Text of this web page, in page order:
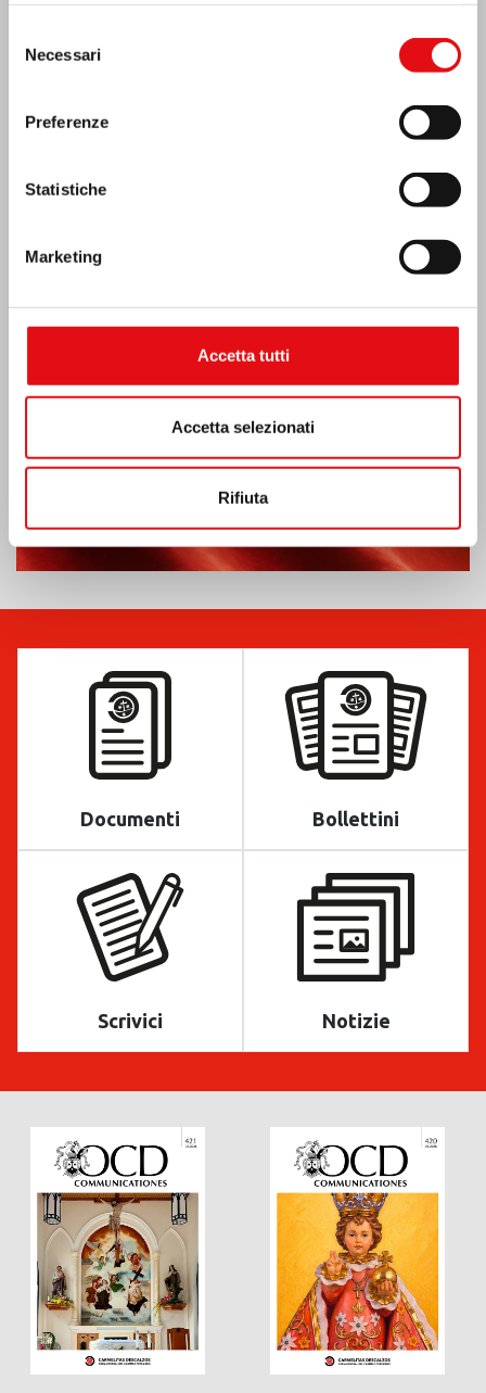
delNecessari
Preferenze
Statistiche
Marketing
Accetta tutti
Accetta selezionati
Rifiuta
Emergenza terremoto Venezuela
Documenti Bollettini
Scrivici Notizie